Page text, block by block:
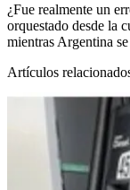
¿Fue realmente un
orquestado desde la
mientras Argentina
Artículos